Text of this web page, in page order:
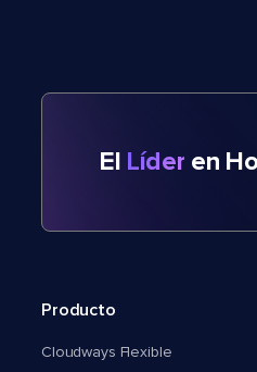
El Líder en
Producto
Cloudways Flexible